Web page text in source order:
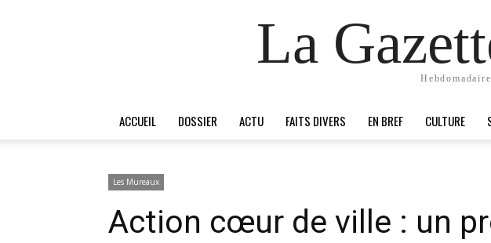
La
ACCUEIL DOSSIER ACTU FAITS DIVERS EN BREF CULTURE
Les Mureaux
Action cœur de ville : un